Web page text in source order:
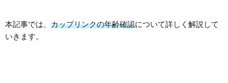
本記事では、 カップリンクの年齢確認について詳しく解説して
いきます。